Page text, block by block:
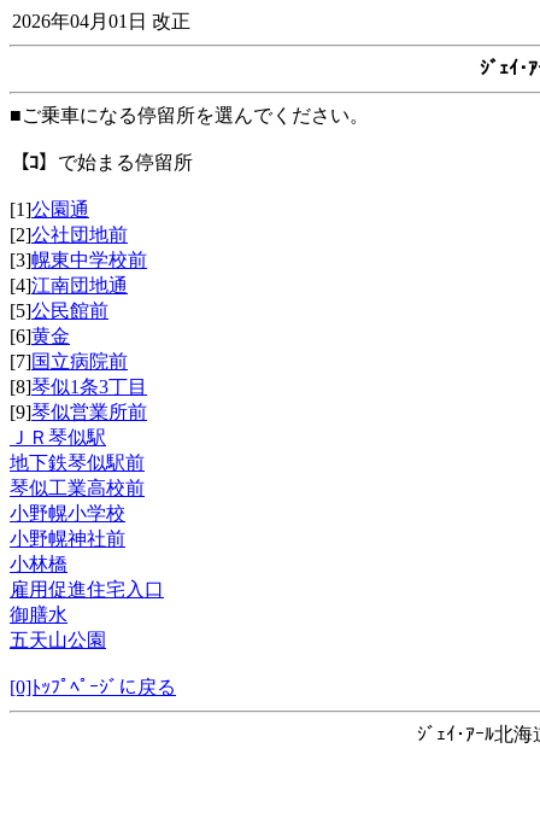
2026年04月01日 改正
ｼﾞｪｲ･
■ご乗車になる停留所を選んでください。
【ｺ】 で始まる停留所
[1]公園通
[2]公社団地前
[3]幌東中学校前
[4]江南団地通
[5]公民館前
[6]黄金
[7]国立病院前
[8]琴似1条3丁目
[9]琴似営業所前
ＪＲ琴似駅
地下鉄琴似駅前
琴似工業高校前
小野幌小学校
小野幌神社前
小林橋
雇用促進住宅入口
御膳水
五天山公園
[0]ﾄｯﾌﾟﾍﾟｰｼﾞに戻る
ｼﾞｪｲ･ｱｰﾙ北